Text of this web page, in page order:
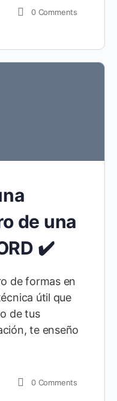
0 Comments
de una
✔️
de formas en
útil que
de tus
te enseño
0 Comments